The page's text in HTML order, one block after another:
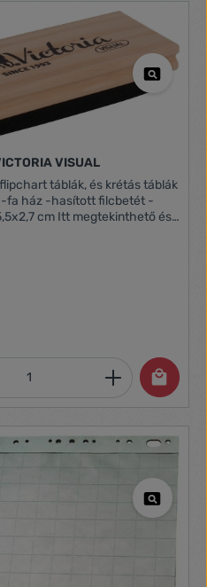
a vagy
VISUAL
táblák, és krétás táblák
megtekinthető és
Adja